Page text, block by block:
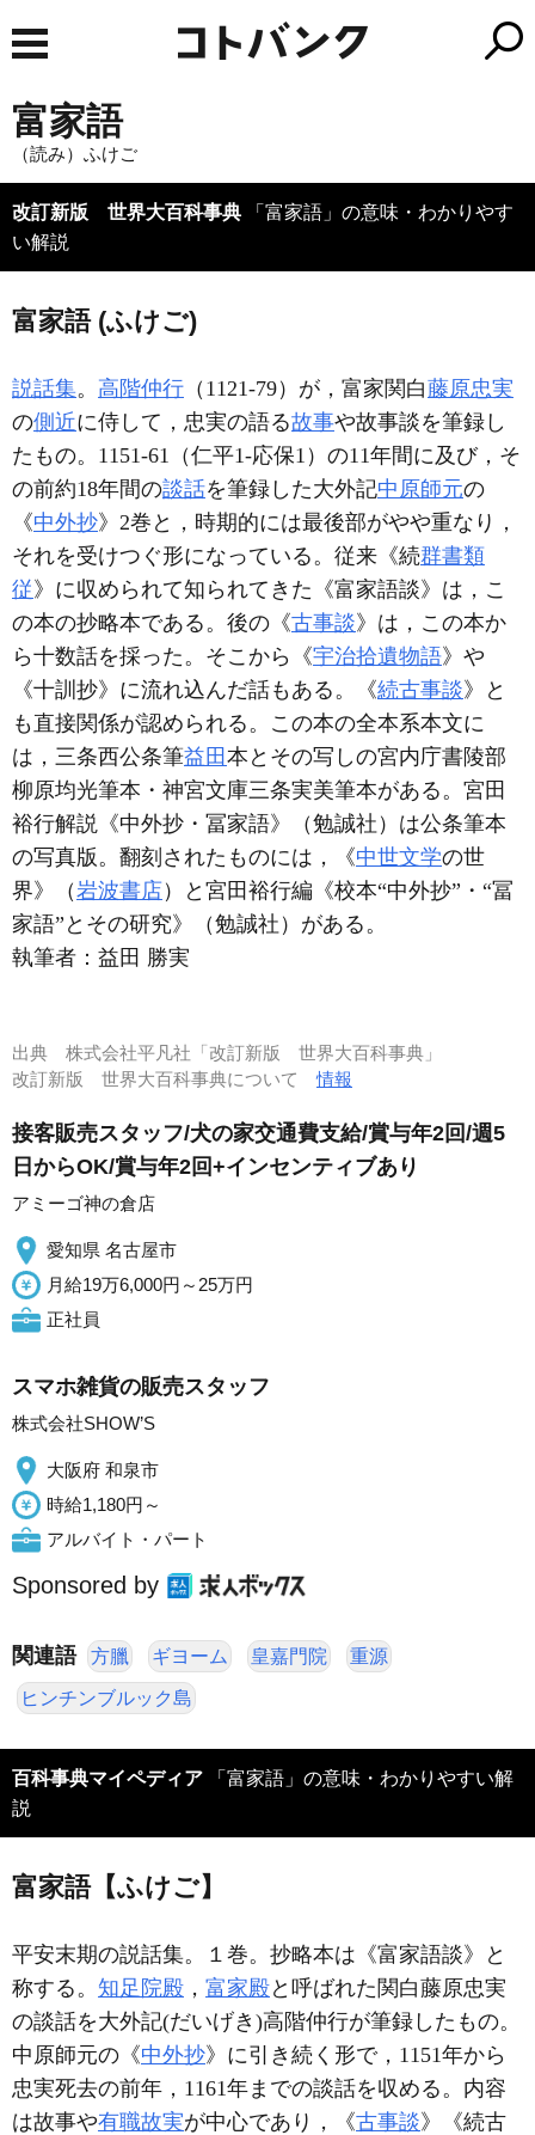
富家語
（読み）ふけご
改訂新版 世界大百科事典 「富家語」の意味・わかりやす
い解説
富家語 (ふけご)
説話集。 高階仲行 （1121-79）が，富家関白藤原忠実
の側近に侍して，忠実の語る故事や故事談を筆録し
たもの。1151-61（仁平1-応保1）の11年間に及び，そ
の前約18年間の談話を筆録した大外記中原師元の
《中外抄》2巻と，時期的には最後部がやや重なり，
それを受けつぐ形になっている。従来《続群書類
従 》に収められて知られてきた《富家語談》は，こ
の本の抄略本である。後の《古事談》は，この本か
ら十数話を採った。そこから《宇治拾遺物語》や
《十訓抄》に流れ込んだ話もある。《続古事談》と
も直接関係が認められる。この本の全本系本文に
は，三条西公条筆益田 本とその写しの宮内庁書陵部
柳原均光筆本・神宮文庫三条実美筆本がある。宮田
裕行解説《中外抄・冨家語》（勉誠社）は公条筆本
の写真版。翻刻されたものには，《中世文学の世
界》（岩波書店）と宮田裕行編《校本“中外抄”・“冨
家語”とその研究》（勉誠社）がある。
執筆者： 益田 勝実
出典 株式会社平凡社「改訂新版 世界大百科事典」
改訂新版 世界大百科事典について情報
接客販売スタッフ/犬の家交通費支給/賞与年2回/週5
日からOK/賞与年2回+インセンティブあり
アミーゴ神の倉店
愛知県 名古屋市
月給19万6,000円～25万円
正社員
スマホ雑貨の販売スタッフ
株式会社SHOW’S
大阪府 和泉市
時給1,180円～
アルバイト・パート
Sponsored by
関連語 方臘 ギヨーム 皇嘉門院 重源
ヒンチンブルック島
百科事典マイペディア 「富家語」の意味・わかりやすい解
説
富家語【ふけご】
平安末期の説話集。１巻。抄略本は《富家語談》と
称する。 知足院殿 ， 富家殿と呼ばれた関白藤原忠実
の談話を大外記(だいげき)高階仲行が筆録したもの。
中原師元の《中外抄》に引き続く形で，1151年から
忠実死去の前年，1161年までの談話を収める。内容
は故事や有職故実が中心であり，《古事談》《続古